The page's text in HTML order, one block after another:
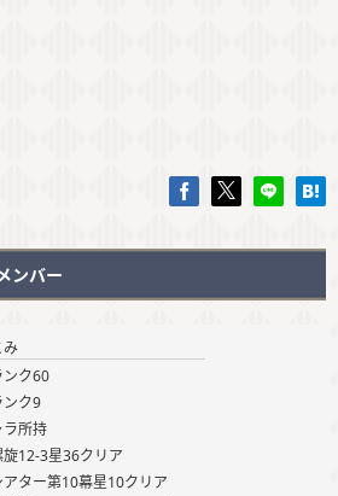
ンバー
み
ンク60
ンク9
所持
12-3星36クリア
ター第10幕星10クリア